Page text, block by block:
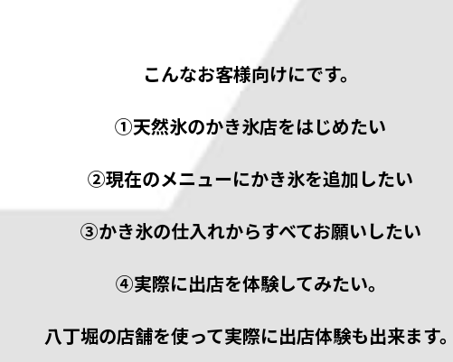
こんなお客様向けにです。
①天然氷のかき氷店をはじめたい
②現在のメニューにかき氷を追加したい
③かき氷の仕⼊れからすべてお願いしたい
④実際に出店を体験してみたい。
八丁堀の店舗を使って実際に出店体験も出来ます